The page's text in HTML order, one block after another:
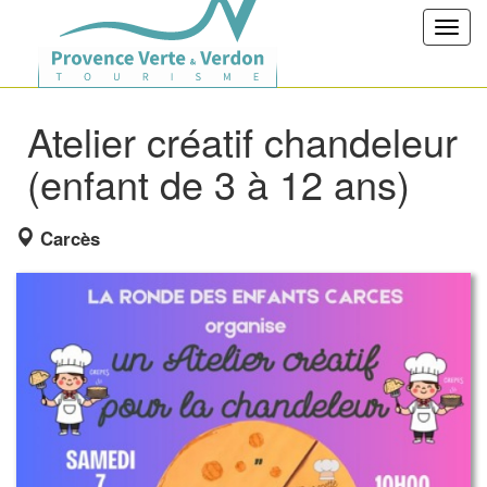
Atelier créatif chandeleur
(enfant de 3 à 12 ans)
Carcès